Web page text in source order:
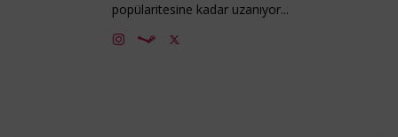
popülaritesine kadar uzanıyor...